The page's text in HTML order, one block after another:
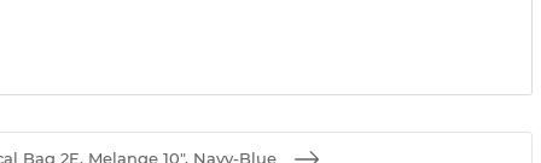
Bag 2E, Melange 10", Navy-Blue